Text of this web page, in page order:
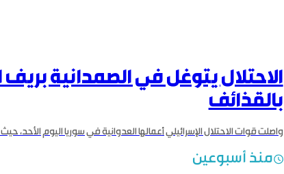
الاحتلال يتوغل في الصمدانية
بالقذائف
منذ أسبوعين